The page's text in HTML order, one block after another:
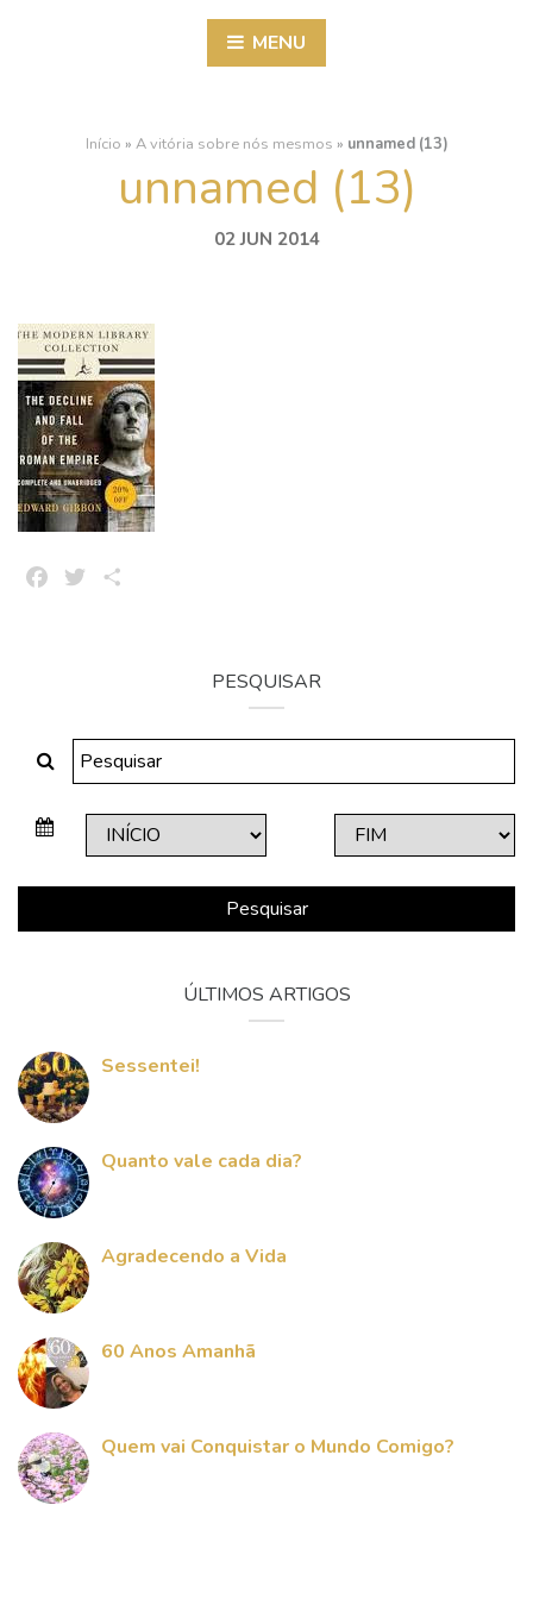
MENU
Início » A vitória sobre nós mesmos » unnamed (13)
unnamed (13)
02 JUN 2014
FacebookTwitter
PESQUISAR
Pesquisar
ÚLTIMOS ARTIGOS
Sessentei!
Quanto vale cada dia?
Agradecendo a Vida
60 Anos Amanhã
Quem vai Conquistar o Mundo Comigo?